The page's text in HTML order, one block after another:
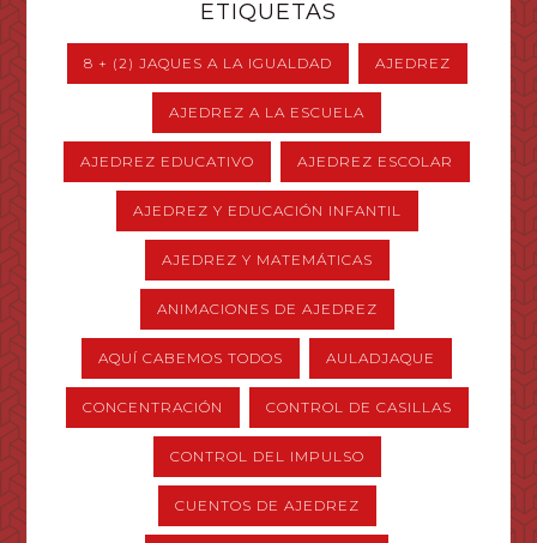
ETIQUETAS
8 + (2) JAQUES A LA IGUALDAD AJEDREZ
AJEDREZ A LA ESCUELA
AJEDREZ EDUCATIVO AJEDREZ ESCOLAR
AJEDREZ Y EDUCACIÓN INFANTIL
AJEDREZ Y MATEMÁTICAS
ANIMACIONES DE AJEDREZ
AQUÍ CABEMOS TODOS AULADJAQUE
CONCENTRACIÓN CONTROL DE CASILLAS
CONTROL DEL IMPULSO
CUENTOS DE AJEDREZ